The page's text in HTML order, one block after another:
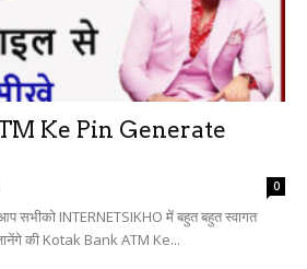
Ke Pin Generate
0
सभीको INTERNETSIKHO में बहुत बहुत स्वागत
की Kotak Bank ATM Ke...